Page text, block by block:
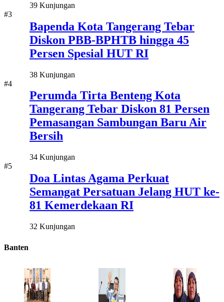
39 Kunjungan
#3
Bapenda Kota Tangerang Tebar
Diskon PBB-BPHTB hingga 45
Persen Spesial HUT RI
38 Kunjungan
#4
Perumda Tirta Benteng Kota
Tangerang Tebar Diskon 81 Persen
Pemasangan Sambungan Baru Air
Bersih
34 Kunjungan
#5
Doa Lintas Agama Perkuat
Semangat Persatuan Jelang HUT ke-
81 Kemerdekaan RI
32 Kunjungan
Banten